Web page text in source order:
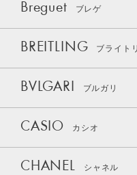
Breguet ブレゲ
BREITLING ブライト
BVLGARI ブルガリ
CASIO カシオ
CHANEL シャネル